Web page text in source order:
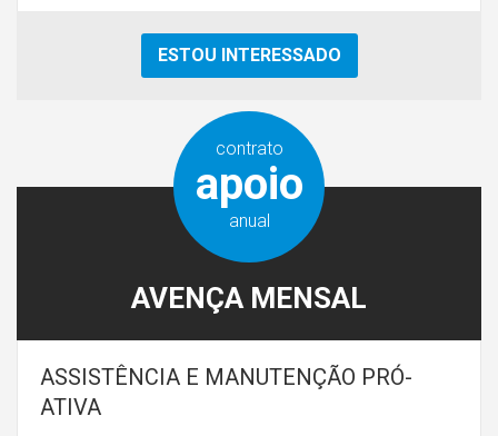
ESTOU INTERESSADO
contrato
apoio
anual
AVENÇA MENSAL
ASSISTÊNCIA E MANUTENÇÃO PRÓ-
ATIVA